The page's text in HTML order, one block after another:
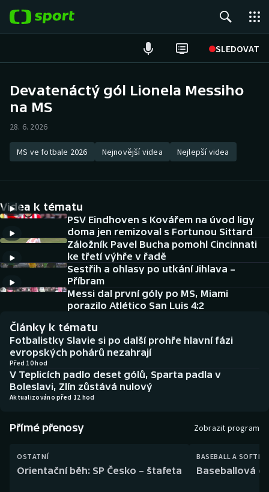
SLEDOVAT
Hokej
Atletika
DALŠÍ SPORTY
Americký fotbal
Baseball a softbal
Biatlon
Boby a skeleton
Box
Curling
Dostihy
NEPŘEHLÉDNĚTE
Historické návraty
Aplikace ČT sport
AZ kvíz
Devatenáctý gól Lionela Messiho
na MS
28. 6. 2026
MS ve fotbale 2026 Nejnovější videa Nejlepší videa
Videa k tématu
PSV Eindhoven s Kovářem na úvod ligy
doma jen remizoval s Fortunou Sittard
Záložník Pavel Bucha pomohl Cincinnati
ke třetí výhře v řadě
Sestřih a ohlasy po utkání Jihlava –
Příbram
Messi dal první góly po MS, Miami
porazilo Atlético San Luis 4:2
Články k tématu
Fotbalistky Slavie si po další prohře hlavní fázi
evropských pohárů nezahrají
Před 10 hod
V Teplicích padlo deset gólů, Sparta padla v
Boleslavi, Zlín zůstává nulový
Aktualizováno před 12 hod
Přímé přenosy Zobrazit program
OSTATNÍ
Orientační běh: SP Česko – štafeta
BASEBALL A
Baseballová